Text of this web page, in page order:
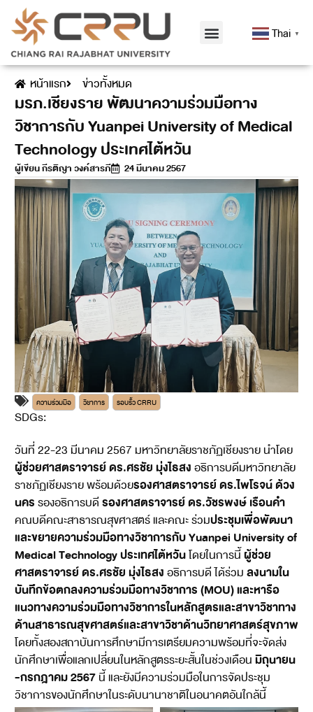
Thai ▼
หน้าแรก ข่าวทั้งหมด
มรภ.เชียงราย พัฒนาความร่วมมือทาง
วิชาการกับ Yuanpei University of Medical
Technology ประเทศไต้หวัน
ผู้เขียนกีรติญา วงค์สารภี 24 มีนาคม 2567
ความร่วมมือ วิชาการ รอบรั้ว CRRU
SDGs:
วันที่ 22-23 มีนาคม 2567 มหาวิทยาลัยราชภัฏเชียงราย นำโดย
ผู้ช่วยศาสตราจารย์ ดร.ศรชัย มุ่งไธสงอธิการบดีมหาวิทยาลัย
ราชภัฏเชียงราย พร้อมด้วยรองศาสตราจารย์ ดร.ไพโรจน์ ด้วง
นครรองอธิการบดีรองศาสตราจารย์ ดร.วัชรพงษ์ เรือนคำ
คณบดีคณะสาธารณสุขศาสตร์ และคณะ ร่วมประชุมเพื่อพัฒนา
และขยายความร่วมมือทางวิชาการกับ Yuanpei University of
Medical Technology ประเทศไต้หวันโดยในการนี้ผู้ช่วย
ศาสตราจารย์ ดร.ศรชัย มุ่งไธสงอธิการบดี ได้ร่วมลงนามใน
บันทึกข้อตกลงความร่วมมือทางวิชาการ (MOU) และหารือ
แนวทางความร่วมมือทางวิชาการในหลักสูตรและสาขาวิชาทาง
ด้านสาธารณสุขศาสตร์และสาขาวิชาด้านวิทยาศาสตร์สุขภาพ
โดยทั้งสองสถาบันการศึกษามีการเตรียมความพร้อมที่จะจัดส่ง
นักศึกษาเพื่อแลกเปลี่ยนในหลักสูตรระยะสั้นในช่วงเดือนมิถุนายน
-กรกฎาคม 2567นี้ และยังมีความร่วมมือในการจัดประชุม
วิชาการของนักศึกษาในระดับนานาชาติในอนาคตอันใกล้นี้